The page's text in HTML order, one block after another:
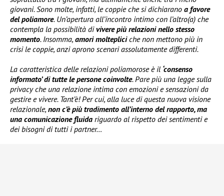
giovani. Sono molte, infatti, le coppie che si dichiarano a favore
del poliamore. Un’apertura all’incontro intimo con l’altro(a) che
contempla la possibilità divivere più relazioni nello stesso
momento. Insomma, amori moltepliciche non mettono più in
crisi le coppie, anzi aprono scenari assolutamente differenti.
La caratteristica delle relazioni poliamorose è il ‘consenso
informato’ di tutte le persone coinvolte. Pare più una legge sulla
privacy che una relazione intima con emozioni e sensazioni da
gestire e vivere. Tant’è! Per cui, alla luce di questa nuova visione
relazionale, non c’è più tradimento all’interno del rapporto, ma
una comunicazione fluida riguardo al rispetto dei sentimenti e
dei bisogni di tutti i partner…